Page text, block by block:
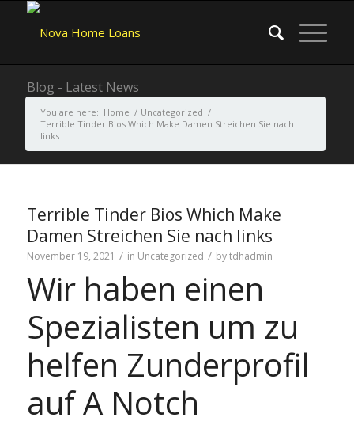
Blog - Latest News
You are here: Home / Uncategorized /
Terrible Tinder Bios Which Make Damen Streichen Sie nach
links
Terrible Tinder Bios Which Make
Damen Streichen Sie nach links
November 19, 2021 / in Uncategorized / bytdhadmin
Wir haben einen
Spezialisten um zu
helfen Zunderprofil
auf A Notch